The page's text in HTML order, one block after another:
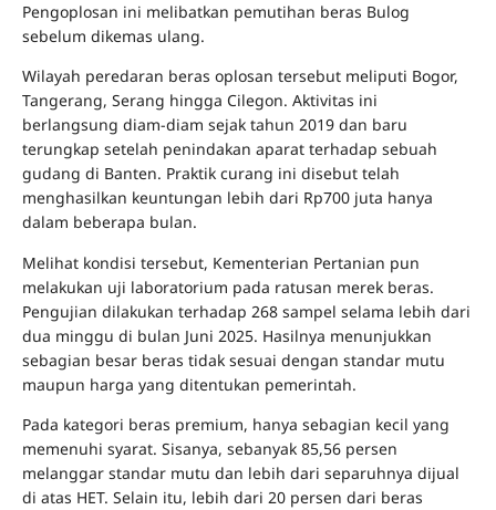
Pengoplosan ini melibatkan pemutihan beras Bulog
sebelum dikemas ulang.
Wilayah peredaran beras oplosan tersebut meliputi Bogor,
Tangerang, Serang hingga Cilegon. Aktivitas ini
berlangsung diam-diam sejak tahun 2019 dan baru
terungkap setelah penindakan aparat terhadap sebuah
gudang di Banten. Praktik curang ini disebut telah
menghasilkan keuntungan lebih dari Rp700 juta hanya
dalam beberapa bulan.
Melihat kondisi tersebut, Kementerian Pertanian pun
melakukan uji laboratorium pada ratusan merek beras.
Pengujian dilakukan terhadap 268 sampel selama lebih dari
dua minggu di bulan Juni 2025. Hasilnya menunjukkan
sebagian besar beras tidak sesuai dengan standar mutu
maupun harga yang ditentukan pemerintah.
Pada kategori beras premium, hanya sebagian kecil yang
memenuhi syarat. Sisanya, sebanyak 85,56 persen
melanggar standar mutu dan lebih dari separuhnya dijual
di atas HET. Selain itu, lebih dari 20 persen dari beras